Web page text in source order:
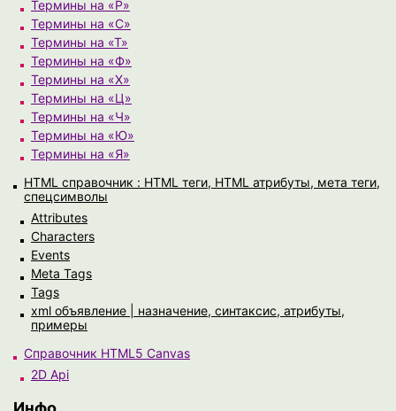
Термины на «Р»
Термины на «С»
Термины на «Т»
Термины на «Ф»
Термины на «Х»
Термины на «Ц»
Термины на «Ч»
Термины на «Ю»
Термины на «Я»
HTML справочник : HTML теги, HTML атрибуты, мета теги,
спецсимволы
Attributes
Characters
Events
Meta Tags
Tags
xml объявление | назначение, синтаксис, атрибуты,
примеры
Справочник HTML5 Canvas
2D Api